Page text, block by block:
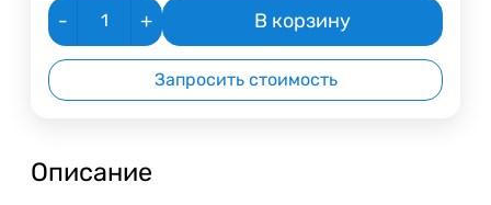
- + В корзину
Запросить стоимость
Описание